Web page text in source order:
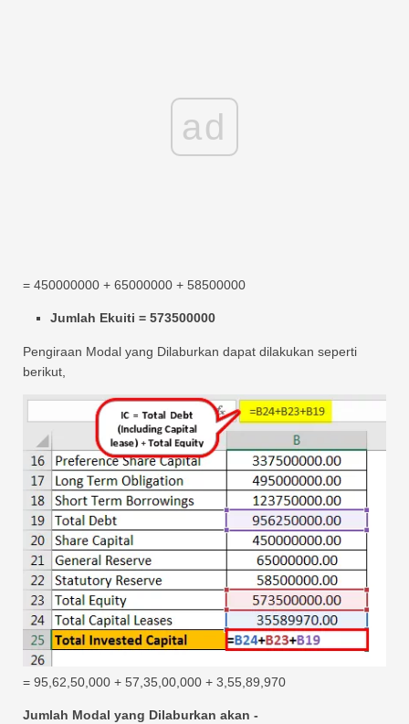
ad
= 450000000 + 65000000 + 58500000
Jumlah Ekuiti = 573500000
Pengiraan Modal yang Dilaburkan dapat dilakukan seperti
berikut,
= 95,62,50,000 + 57,35,00,000 + 3,55,89,970
Jumlah Modal yang Dilaburkan akan -